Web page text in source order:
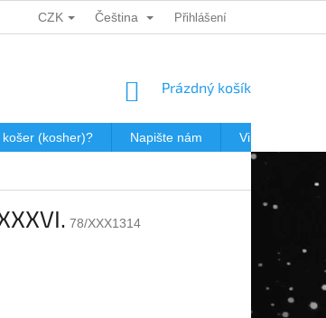
DÁRKOVÉ KUPONY POŠTOVNÉ V JEWISHOP
CZK Čeština Přihlášení
NÁKUPNÍ
Prázdný košík
košer (kosher)? Napište nám Virtualní
78/XXX1314